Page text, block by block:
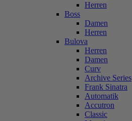
Herren
Boss
Damen
Herren
Bulova
Herren
Damen
Curv
Archive Series
Frank Sinatra
Automatik
Accutron
Classic